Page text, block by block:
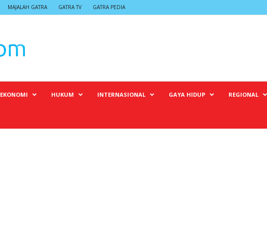
MAJALAH GATRA GATRA TV GATRA PEDIA
EKONOMI HUKUM INTERNASIONAL GAYA HIDUP REGIONAL